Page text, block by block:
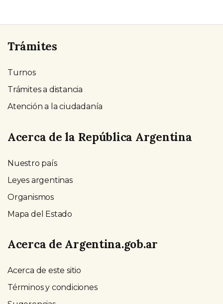
Trámites
Turnos
Trámites a distancia
Atención a la ciudadanía
Acerca de la República Argentina
Nuestro país
Leyes argentinas
Organismos
Mapa del Estado
Acerca de Argentina.gob.ar
Acerca de este sitio
Términos y condiciones